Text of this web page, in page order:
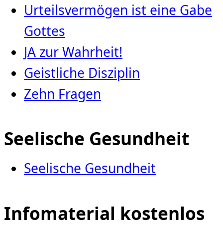
Urteilsvermögen ist eine Gabe
Gottes
JA zur Wahrheit!
Geistliche Disziplin
Zehn Fragen
Seelische Gesundheit
Seelische Gesundheit
Infomaterial kostenlos